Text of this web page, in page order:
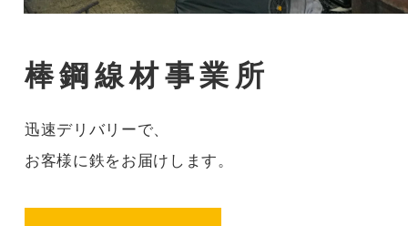
棒鋼線材事業所
迅速デリバリーで、
お客様に鉄をお届けします。